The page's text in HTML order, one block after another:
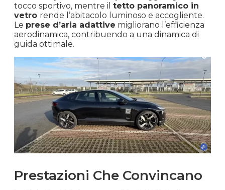
tocco sportivo, mentre il tetto panoramico in
vetro rende l’abitacolo luminoso e accogliente.
Le prese d’aria adattive migliorano l’efficienza
aerodinamica, contribuendo a una dinamica di
guida ottimale.
Prestazioni Che Convincano